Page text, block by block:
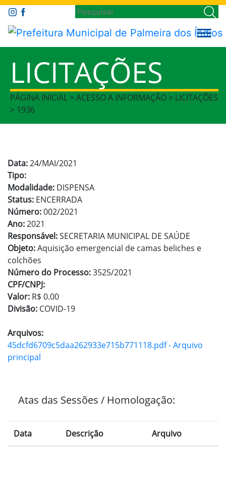
LICITAÇÕES
PÁGINA INICIAL > ACESSO A INFORMAÇÃO > LICITAÇÕES
> 1936
Data:24/MAI/2021
Tipo:
Modalidade: DISPENSA
Status: ENCERRADA
Número:002/2021
Ano:2021
Responsável:SECRETARIA MUNICIPAL DE SAÚDE
Objeto:Aquisição emergencial de camas beliches e
colchões
Número do Processo:3525/2021
CPF/CNPJ:
Valor: R$ 0.00
Divisão: COVID-19
Arquivos:
45dcfd6709c5daa262933e715b771118.pdf - Arquivo
principal
Atas das Sessões / Homologação:
Data Descrição Arquivo